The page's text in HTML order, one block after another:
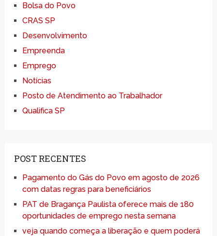
Bolsa do Povo
CRAS SP
Desenvolvimento
Empreenda
Emprego
Notícias
Posto de Atendimento ao Trabalhador
Qualifica SP
POST RECENTES
Pagamento do Gás do Povo em agosto de 2026
com datas regras para beneficiários
PAT de Bragança Paulista oferece mais de 180
oportunidades de emprego nesta semana
veja quando começa a liberação e quem poderá